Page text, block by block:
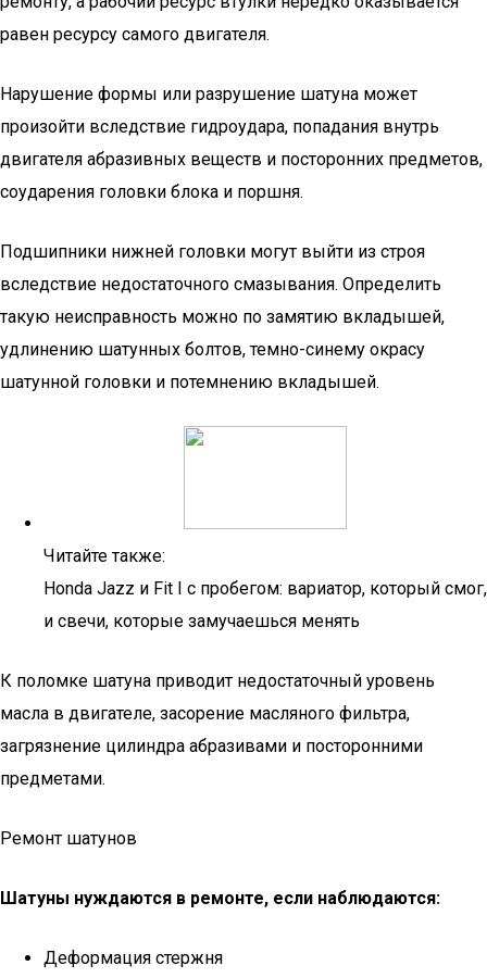
равен ресурсу самого двигателя.
Нарушение формы или разрушение шатуна может
произойти вследствие гидроудара, попадания внутрь
двигателя абразивных веществ и посторонних предметов,
соударения головки блока и поршня.
Подшипники нижней головки могут выйти из строя
вследствие недостаточного смазывания. Определить
такую неисправность можно по замятию вкладышей,
удлинению шатунных болтов, темно-синему окрасу
шатунной головки и потемнению вкладышей.
Читайте также:
Honda Jazz и Fit I с пробегом: вариатор, который смог,
и свечи, которые замучаешься менять
К поломке шатуна приводит недостаточный уровень
масла в двигателе, засорение масляного фильтра,
загрязнение цилиндра абразивами и посторонними
предметами.
Ремонт шатунов
Шатуны нуждаются в ремонте, если наблюдаются:
Деформация стержня